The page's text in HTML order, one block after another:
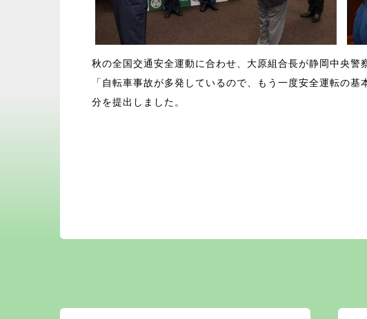
秋の全国交通安全運動に合わせ、大原組合長が静岡中央
「自転車事故が多発しているので、もう一度安全運転の
分を提出しました。